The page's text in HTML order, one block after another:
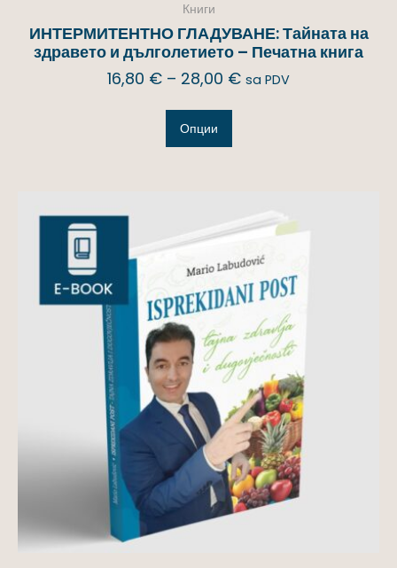
Книги
ИНТЕРМИТЕНТНО ГЛАДУВАНЕ: Тайната на
здравето и дълголетието – Печатна книга
16,80 € – 28,00 € sa PDV
Опции